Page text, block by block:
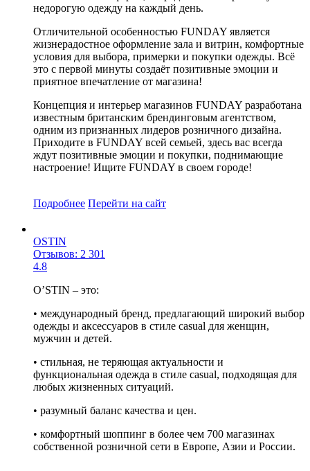
недорогую одежду на каждый день.
Отличительной особенностью FUNDAY является
жизнерадостное оформление зала и витрин, комфортные
условия для выбора, примерки и покупки одежды. Всё
это с первой минуты создаёт позитивные эмоции и
приятное впечатление от магазина!
Концепция и интерьер магазинов FUNDAY разработана
известным британским брендинговым агентством,
одним из признанных лидеров розничного дизайна.
Приходите в FUNDAY всей семьей, здесь вас всегда
ждут позитивные эмоции и покупки, поднимающие
настроение! Ищите FUNDAY в своем городе!
Подробнее Перейти на сайт
OSTIN
Отзывов: 2 301
4.8
O’STIN – это:
• международный бренд, предлагающий широкий выбор
одежды и аксессуаров в стиле casual для женщин,
мужчин и детей.
• стильная, не теряющая актуальности и
функциональная одежда в стиле casual, подходящая для
любых жизненных ситуаций.
• разумный баланс качества и цен.
• комфортный шоппинг в более чем 700 магазинах
собственной розничной сети в Европе, Азии и России.